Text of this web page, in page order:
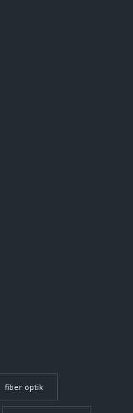
fiber optik